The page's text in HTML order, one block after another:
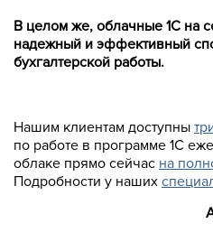
В целом же, облачные 1С на
надежный и эффективный
бухгалтерской работы.
Нашим клиентам доступны
по работе в программе 1С
облаке прямо сейчас на
Подробности у наших